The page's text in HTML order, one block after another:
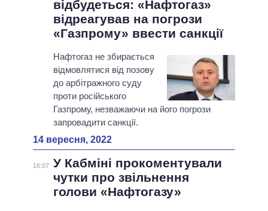
відбудеться: «Нафтогаз»
відреагував на погрози
«Газпрому» ввести санкції
Нафтогаз не збирається
відмовлятися від позову
до арбітражного суду
проти російського
Газпрому, незважаючи на його погрози
запровадити санкції.
14 вересня, 2022
16:07 У Кабміні прокоментували
чутки про звільнення
голови «Нафтогазу»